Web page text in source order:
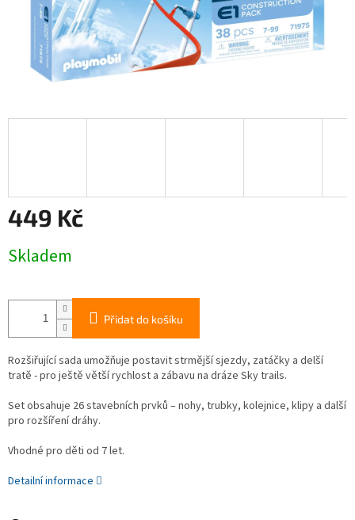
449 Kč
cena:
Skladem
Přidat do košíku
Rozšiřující sada umožňuje postavit strmější sjezdy, zatáčky a delší
tratě - pro ještě větší rychlost a zábavu na dráze Sky trails.
Set obsahuje 26 stavebních prvků – nohy, trubky, kolejnice, klipy a další
pro rozšíření dráhy.
Vhodné pro děti od 7 let.
Detailní informace